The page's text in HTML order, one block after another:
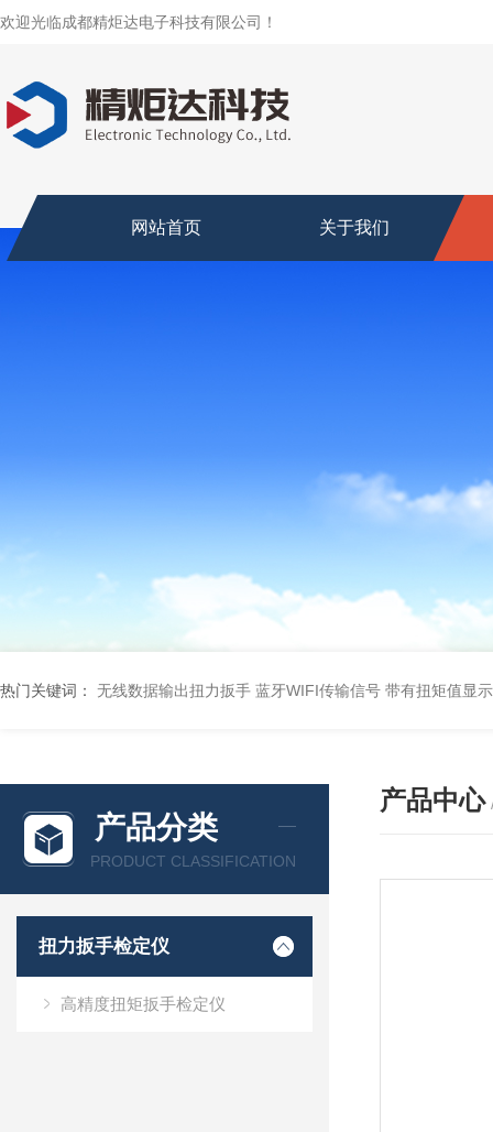
欢迎光临成都精炬达电子科技有限公司！
网站首页 关于我们
热门关键词： 无线数据输出扭力扳手 蓝牙WIFI传输信号 带有扭矩值显
产品分类
PRODUCT CLASSIFICATION
扭力扳手检定仪
高精度扭矩扳手检定仪
产品中心